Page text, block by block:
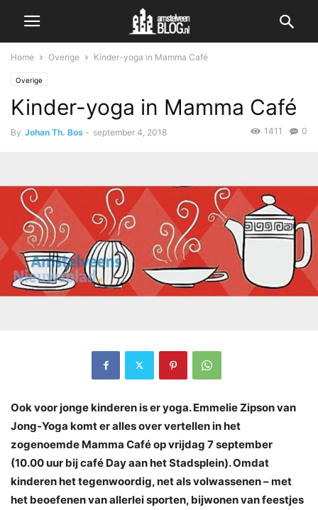
Home Overige Kinder-yoga in Mamma Café
Overige
Kinder-yoga in Mamma Café
By Johan Th. Bos - september 4, 2018 0
1411
Ook voor jonge kinderen is er yoga. Emmelie Zipson van
Jong‐Yoga komt er alles over vertellen in het
zogenoemde Mamma Café op vrijdag 7 september
(10.00 uur bij café Day aan het Stadsplein). Omdat
kinderen het tegenwoordig, net als volwassenen – met
het beoefenen van allerlei sporten, bijwonen van feestjes